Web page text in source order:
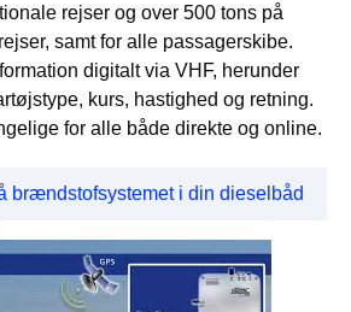
rejser og over 500 tons på
samt for alle passagerskibe.
digitalt via VHF, herunder
kurs, hastighed og retning.
for alle både direkte og online.
brændstofsystemet i din dieselbåd